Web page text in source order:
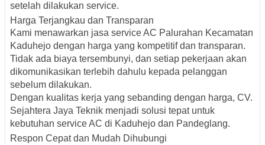
setelah dilakukan service.
Harga Terjangkau dan Transparan
Kami menawarkan jasa service AC Palurahan Kecamatan
Kaduhejo dengan harga yang kompetitif dan transparan.
Tidak ada biaya tersembunyi, dan setiap pekerjaan akan
dikomunikasikan terlebih dahulu kepada pelanggan
sebelum dilakukan.
Dengan kualitas kerja yang sebanding dengan harga, CV.
Sejahtera Jaya Teknik menjadi solusi tepat untuk
kebutuhan service AC di Kaduhejo dan Pandeglang.
Respon Cepat dan Mudah Dihubungi